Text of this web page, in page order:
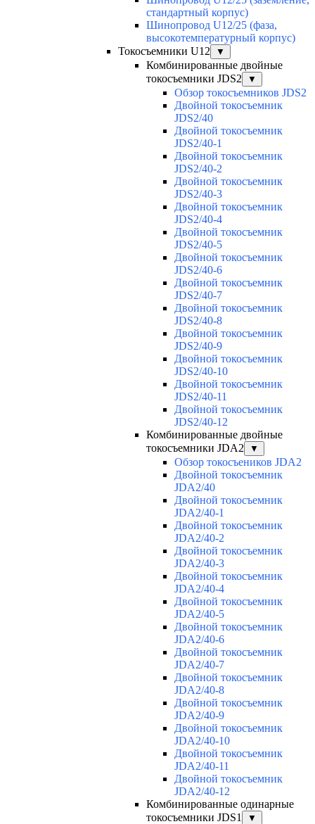
стандартный корпус)
Шинопровод U12/25 (фаза,
высокотемпературный корпус)
Токосъемники U12
▼
Комбинированные двойные
токосъемники JDS2
▼
Обзор токосъемников JDS2
Двойной токосъемник
JDS2/40
Двойной токосъемник
JDS2/40-1
Двойной токосъемник
JDS2/40-2
Двойной токосъемник
JDS2/40-3
Двойной токосъемник
JDS2/40-4
Двойной токосъемник
JDS2/40-5
Двойной токосъемник
JDS2/40-6
Двойной токосъемник
JDS2/40-7
Двойной токосъемник
JDS2/40-8
Двойной токосъемник
JDS2/40-9
Двойной токосъемник
JDS2/40-10
Двойной токосъемник
JDS2/40-11
Двойной токосъемник
JDS2/40-12
Комбинированные двойные
токосъемники JDA2
▼
Обзор токосъеников JDA2
Двойной токосъемник
JDA2/40
Двойной токосъемник
JDA2/40-1
Двойной токосъемник
JDA2/40-2
Двойной токосъемник
JDA2/40-3
Двойной токосъемник
JDA2/40-4
Двойной токосъемник
JDA2/40-5
Двойной токосъемник
JDA2/40-6
Двойной токосъемник
JDA2/40-7
Двойной токосъемник
JDA2/40-8
Двойной токосъемник
JDA2/40-9
Двойной токосъемник
JDA2/40-10
Двойной токосъемник
JDA2/40-11
Двойной токосъемник
JDA2/40-12
Комбинированные одинарные
токосъемники JDS1
▼